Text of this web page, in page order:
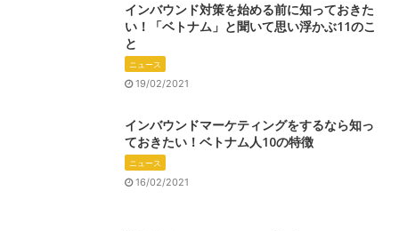
インバウンド対策を始める前に知っておきた
い！「ベトナム」と聞いて思い浮かぶ11のこ
と
ニュース
19/02/2021
インバウンドマーケティングをするなら知っ
ておきたい！ベトナム人10の特徴
ニュース
16/02/2021